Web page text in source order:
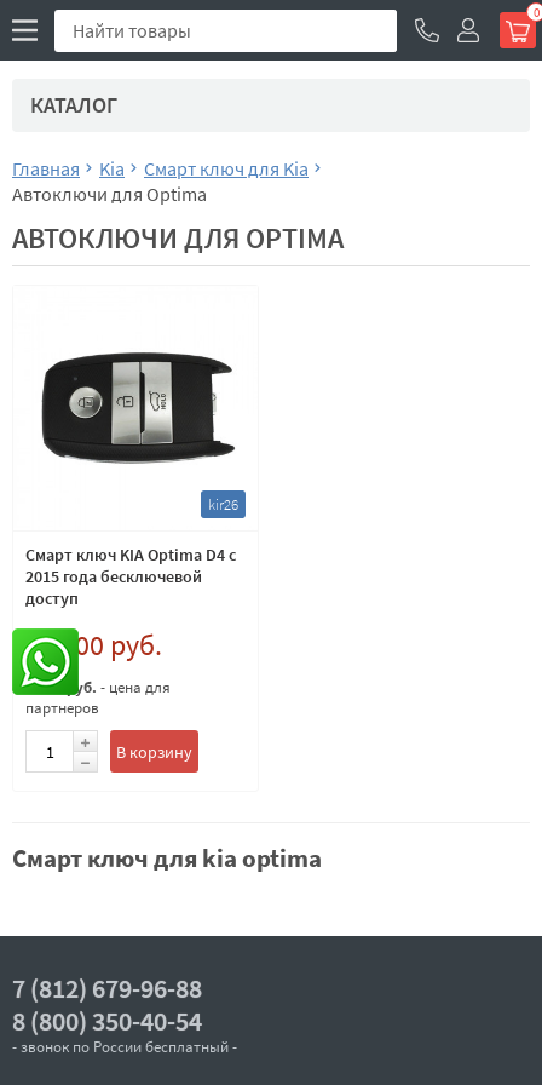
0
КАТАЛОГ
Главная Kia
Смарт ключ для Kia
Автоключи для Optima
АВТОКЛЮЧИ ДЛЯ OPTIMA
kir26
Смарт ключ KIA Optima D4 c
2015 года беcключевой
доступ
10 000 руб.
9 000 руб. - цена для
партнеров
В корзину
Смарт ключ для kia optima
7 (812) 679-96-88
8 (800) 350-40-54
- звонок по России бесплатный -